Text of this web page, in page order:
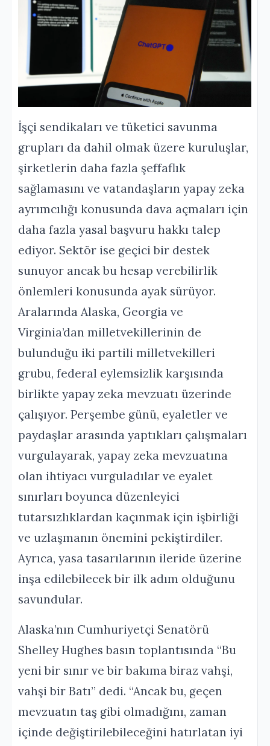
İşçi sendikaları ve tüketici savunma
grupları da dahil olmak üzere kuruluşlar,
şirketlerin daha fazla şeffaflık
sağlamasını ve vatandaşların yapay zeka
ayrımcılığı konusunda dava açmaları için
daha fazla yasal başvuru hakkı talep
ediyor. Sektör ise geçici bir destek
sunuyor ancak bu hesap verebilirlik
önlemleri konusunda ayak sürüyor.
Aralarında Alaska, Georgia ve
Virginia’dan milletvekillerinin de
bulunduğu iki partili milletvekilleri
grubu, federal eylemsizlik karşısında
birlikte yapay zeka mevzuatı üzerinde
çalışıyor. Perşembe günü, eyaletler ve
paydaşlar arasında yaptıkları çalışmaları
vurgulayarak, yapay zeka mevzuatına
olan ihtiyacı vurguladılar ve eyalet
sınırları boyunca düzenleyici
tutarsızlıklardan kaçınmak için işbirliği
ve uzlaşmanın önemini pekiştirdiler.
Ayrıca, yasa tasarılarının ileride üzerine
inşa edilebilecek bir ilk adım olduğunu
savundular.
Alaska’nın Cumhuriyetçi Senatörü
Shelley Hughes basın toplantısında “Bu
yeni bir sınır ve bir bakıma biraz vahşi,
vahşi bir Batı” dedi. “Ancak bu, geçen
mevzuatın taş gibi olmadığını, zaman
içinde değiştirilebileceğini hatırlatan iyi